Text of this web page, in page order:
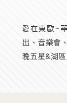
愛在東歐~
出、音樂會
晚五星&湖